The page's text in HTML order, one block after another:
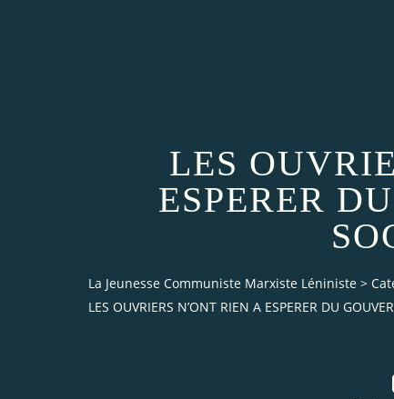
LES
ESPERER
La Jeunesse Communiste Marxiste Léniniste >
LES OUVRIERS N’ONT RIEN A ESPERER DU